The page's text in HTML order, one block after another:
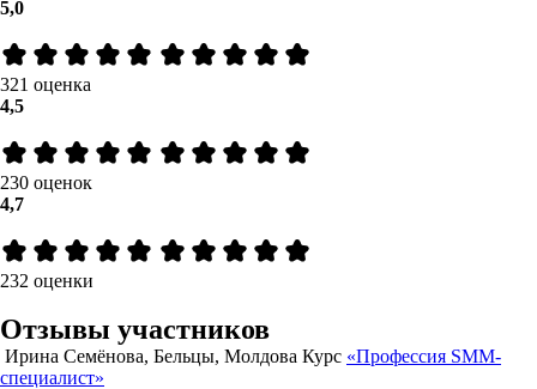
5,0
321 оценка
4,5
230 оценок
4,7
232 оценки
Отзывы участников
Ирина Семёнова, Бельцы, Молдова Курс «Профессия SMM-
специалист»